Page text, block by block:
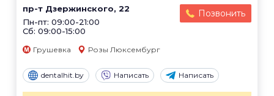
пр-т Дзержинского, 22
Пн-пт: 09:00-21:00
Сб: 09:00-15:00
Позвонить
Грушевка Розы Люксембург
dentalhit.by Написать Написать